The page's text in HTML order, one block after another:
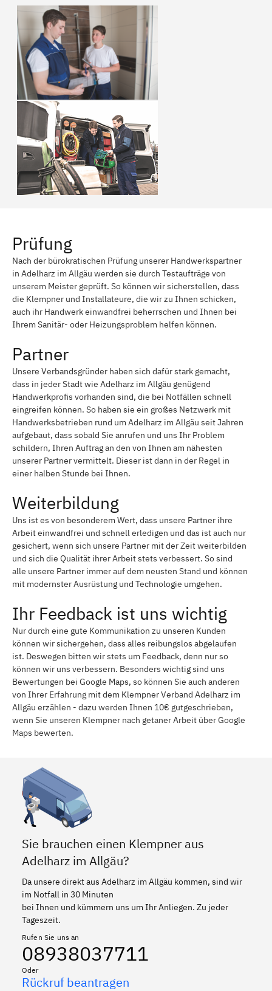
Prüfung
Nach der bürokratischen Prüfung unserer Handwerkspartner
in Adelharz im Allgäu werden sie durch Testaufträge von
unserem Meister geprüft. So können wir sicherstellen, dass
die Klempner und Installateure, die wir zu Ihnen schicken,
auch ihr Handwerk einwandfrei beherrschen und Ihnen bei
Ihrem Sanitär- oder Heizungsproblem helfen können.
Partner
Unsere Verbandsgründer haben sich dafür stark gemacht,
dass in jeder Stadt wie Adelharz im Allgäu genügend
Handwerkprofis vorhanden sind, die bei Notfällen schnell
eingreifen können. So haben sie ein großes Netzwerk mit
Handwerksbetrieben rund um Adelharz im Allgäu seit Jahren
aufgebaut, dass sobald Sie anrufen und uns Ihr Problem
schildern, Ihren Auftrag an den von Ihnen am nähesten
unserer Partner vermittelt. Dieser ist dann in der Regel in
einer halben Stunde bei Ihnen.
Weiterbildung
Uns ist es von besonderem Wert, dass unsere Partner ihre
Arbeit einwandfrei und schnell erledigen und das ist auch nur
gesichert, wenn sich unsere Partner mit der Zeit weiterbilden
und sich die Qualität ihrer Arbeit stets verbessert. So sind
alle unsere Partner immer auf dem neusten Stand und können
mit modernster Ausrüstung und Technologie umgehen.
Ihr Feedback ist uns wichtig
Nur durch eine gute Kommunikation zu unseren Kunden
können wir sichergehen, dass alles reibungslos abgelaufen
ist. Deswegen bitten wir stets um Feedback, denn nur so
können wir uns verbessern. Besonders wichtig sind uns
Bewertungen bei Google Maps, so können Sie auch anderen
von Ihrer Erfahrung mit dem Klempner Verband Adelharz im
Allgäu erzählen - dazu werden Ihnen 10€ gutgeschrieben,
wenn Sie unseren Klempner nach getaner Arbeit über Google
Maps bewerten.
Sie brauchen einen Klempner aus
Adelharz im Allgäu?
Da unsere direkt aus Adelharz im Allgäu kommen, sind wir
im Notfall in 30 Minuten
bei Ihnen und kümmern uns um Ihr Anliegen. Zu jeder
Tageszeit.
Rufen Sie uns an
08938037711
Oder
Rückruf beantragen